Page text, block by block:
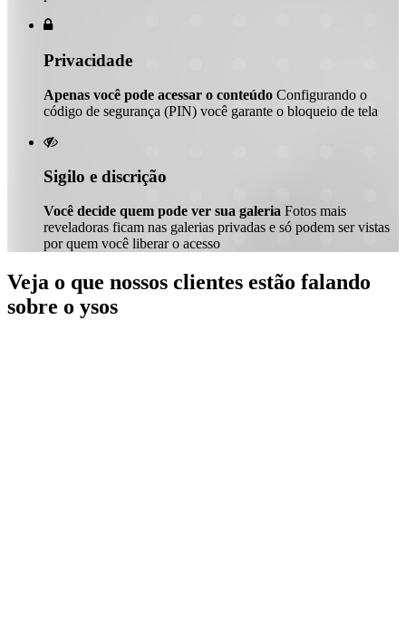

Privacidade
Apenas você pode acessar o conteúdo Configurando o
código de segurança (PIN) você garante o bloqueio de tela

Sigilo e discrição
Você decide quem pode ver sua galeria Fotos mais
reveladoras ficam nas galerias privadas e só podem ser vistas
por quem você liberar o acesso
Veja o que nossos clientes estão falando
sobre o ysos